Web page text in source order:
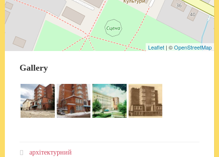
Leaflet | ©OpenStreetMap
Gallery
архітектурний